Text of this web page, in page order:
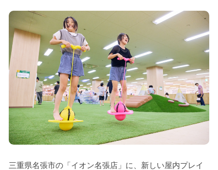
三重県名張市の「イオン名張店」に、新しい屋内プレイ